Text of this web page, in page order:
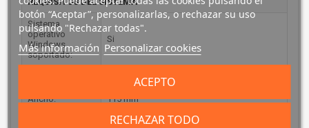
Sistema
operativo
Windows
soportado:
Si
Ancho: 115 mm
61 mm
botón “Aceptar”, personalizarlas, o rechazar su uso
pulsando "Rechazar todas".
Más información Personalizar cookies
RECHAZAR TODO
ACEPTO